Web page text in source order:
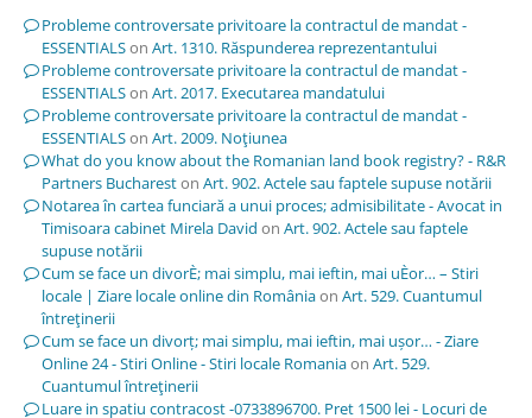
Probleme controversate privitoare la contractul de mandat -
ESSENTIALSon Art. 1310. Răspunderea reprezentantului
Probleme controversate privitoare la contractul de mandat -
ESSENTIALSon Art. 2017. Executarea mandatului
Probleme controversate privitoare la contractul de mandat -
ESSENTIALSon Art. 2009. Noţiunea
What do you know about the Romanian land book registry? - R&R
Partners Buchareston Art. 902. Actele sau faptele supuse notării
Notarea în cartea funciară a unui proces; admisibilitate - Avocat in
Timisoara cabinet Mirela David on Art. 902. Actele sau faptele
supuse notării
Cum se face un divorÈ; mai simplu, mai ieftin, mai uÈor… – Stiri
locale | Ziare locale online din Româniaon Art. 529. Cuantumul
întreţinerii
Cum se face un divorț; mai simplu, mai ieftin, mai ușor… - Ziare
Online 24 - Stiri Online - Stiri locale Romaniaon Art. 529.
Cuantumul întreţinerii
Luare in spatiu contracost -0733896700. Pret 1500 lei - Locuri de